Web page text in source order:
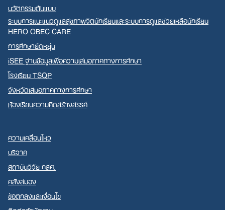
นวัตกรรมต้นแบบ
ระบบการแนะแนวดูแลสุขภาพจิตนักเรียนและระบบการดูแลช่วยเหลือนักเรียน
HERO OBEC CARE
การศึกษายืดหยุ่น
iSEE ฐานข้อมูลเพื่อความเสมอภาคทางการศึกษา
โรงเรียน TSQP
จังหวัดเสมอภาคทางการศึกษา
ห้องเรียนความคิดสร้างสรรค์
ความเคลื่อนไหว
บริจาค
สถาบันวิจัย กสศ.
คลังสมอง
ข้อตกลงและเงื่อนไข